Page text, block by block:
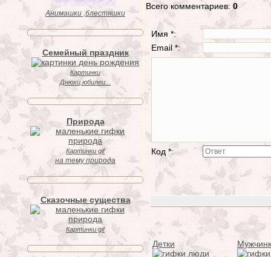
Анимашки ,блестяшки
Семейный праздник
Картинки
Днюхи,юбилеи...
Природа
Картинки gif
на тему природа
Сказочные существа
Картинки gif
Всего комментариев: 0
Имя *:
Email *:
Код *:
Детки